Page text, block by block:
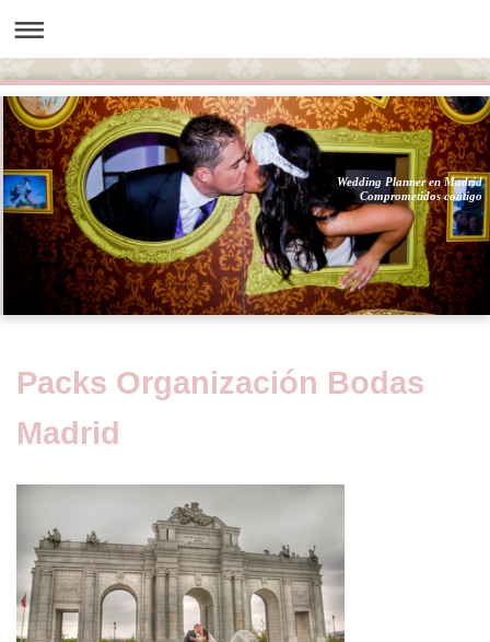
Wedding Planner en Madrid
Comprometidos contigo
Packs Organización Bodas
Madrid